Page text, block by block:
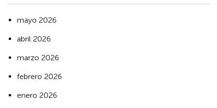
mayo 2026
abril 2026
marzo 2026
febrero 2026
enero 2026